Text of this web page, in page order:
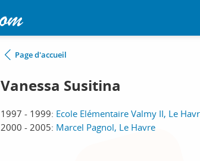
Page d'accueil
Vanessa Susitina
1997 - 1999: Ecole Elémentaire Valmy II, Le
2000 - 2005: Marcel Pagnol, Le Havre